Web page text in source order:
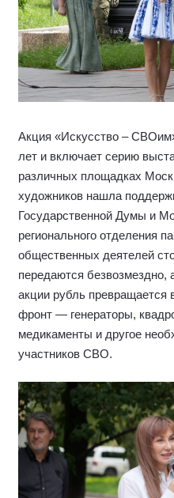
Акция «Искусство –
лет и включает серию
различных площадках
художников нашла
Государственной Думы и
регионального отделения
общественных деятелей
передаются
акции рубль превращается
фронт — генераторы,
медикаменты и другое
участников СВО.